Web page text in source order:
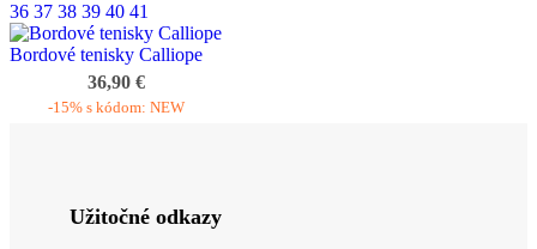
36 37 38 39 40 41
Bordové tenisky Calliope
36,90 €
-15% s kódom: NEW
Užitočné odkazy